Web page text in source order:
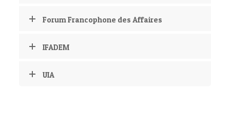
Forum Francophone des Affaires
IFADEM
UIA